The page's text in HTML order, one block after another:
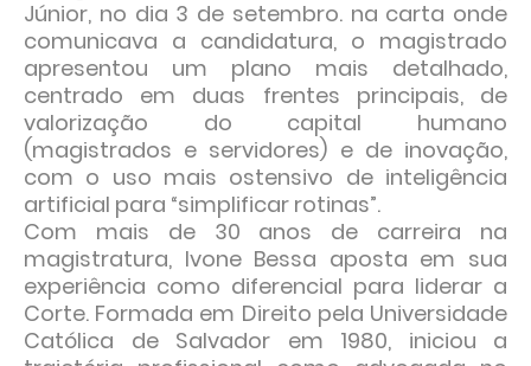
Júnior, no dia 3 de setembro. na carta onde
comunicava a candidatura, o magistrado
apresentou um plano mais detalhado,
centrado em duas frentes principais, de
valorização do capital humano
(magistrados e servidores) e de inovação,
com o uso mais ostensivo de inteligência
artificial para “simplificar rotinas”.
Com mais de 30 anos de carreira na
magistratura, Ivone Bessa aposta em sua
experiência como diferencial para liderar a
Corte. Formada em Direito pela Universidade
Católica de Salvador em 1980, iniciou a